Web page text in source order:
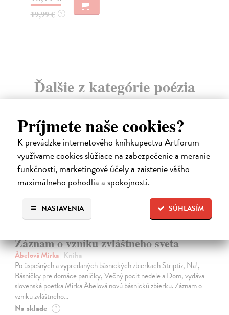
Príjmete naše cookies?
K prevádzke internetového kníhkupectva Artforum
využívame cookies slúžiace na zabezpečenie a meranie
funkčnosti, marketingové účely a zaistenie vášho
maximálneho pohodlia a spokojnosti.
SÚHLASÍM
NASTAVENIA
14,20 €
Ďalšie z kategórie poézia
novinka
Záznam o vzniku zvláštneho sveta
Ábelová Mirka | Kniha
Po úspešných a vypredaných básnických zbierkach Striptíz, Na!,
Básničky pre domáce paničky, Večný pocit nedele a Dom, vydáva
slovenská poetka Mirka Ábelová novú básnickú zbierku. Záznam o
vzniku zvláštneho…
Na sklade ?